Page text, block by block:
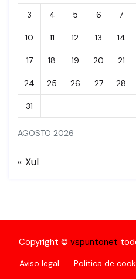
AGOSTO 2026
3 4 5 6 7
10 11 12 13 14
17 18 19 20 21
24 25 26 27 28
31
« Xul
Copyright © vspuntonet
Aviso legal Política de